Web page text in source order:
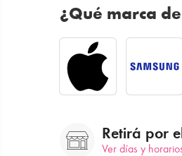
¿Qué marca
Retirá por
Ver días y